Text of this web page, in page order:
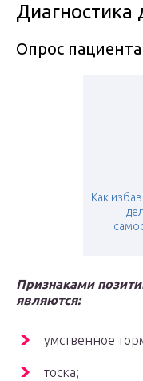
Диагностика
Опрос
Как
Признаками
являются:
умственное
тоска;